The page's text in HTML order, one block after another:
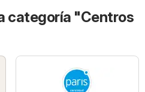
categoría "Centros